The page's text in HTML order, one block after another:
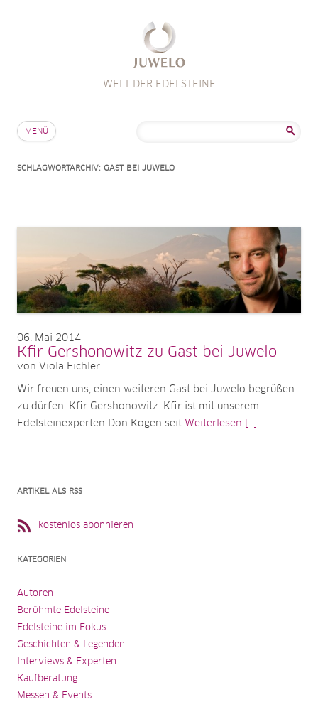
WELT DER EDELSTEINE
MENÜ
SCHLAGWORTARCHIV: GAST BEI JUWELO
06 Mai 2014
Kfir Gershonowitz zu Gast bei Juwelo
von Viola Eichler
Wir freuen uns, einen weiteren Gast bei Juwelo begrüßen
zu dürfen: Kfir Gershonowitz. Kfir ist mit unserem
Edelsteinexperten Don Kogen seit Weiterlesen [...]
ARTIKEL ALS RSS
kostenlos abonnieren
KATEGORIEN
Autoren
Berühmte Edelsteine
Edelsteine im Fokus
Geschichten & Legenden
Interviews & Experten
Kaufberatung
Messen & Events